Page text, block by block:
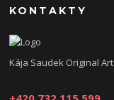
KONTAKTY
Kája Saudek Original Art